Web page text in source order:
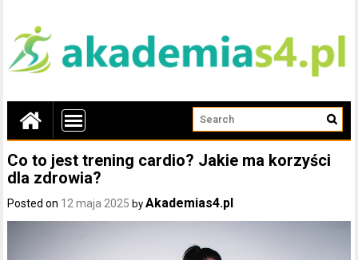
Co to jest trening cardio? Jakie ma korzyści
dla zdrowia?
Posted on 12 maja 2025 byAkademias4.pl